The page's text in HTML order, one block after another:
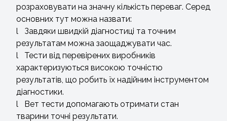
розраховувати на значну кількість переваг. Серед
основних тут можна назвати:
l Завдяки швидкій діагностиці та точним
результатам можна заощаджувати час.
l Тести від перевірених виробників
характеризуються високою точністю
результатів, що робить їх надійним інструментом
діагностики.
l Вет тести допомагають отримати стан
тварини точні результати.